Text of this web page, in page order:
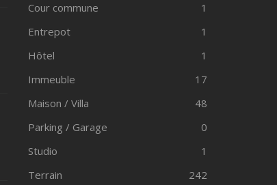
Cour commune
1
Entrepot
1
Hôtel
1
Immeuble
17
Maison / Villa
48
Parking / Garage
0
Studio
1
Terrain
242